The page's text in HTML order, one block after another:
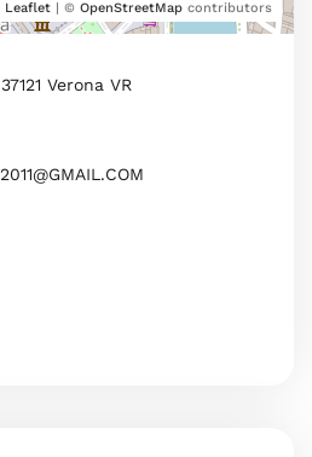
Leaflet | © OpenStreetMap contributors
Verona VR